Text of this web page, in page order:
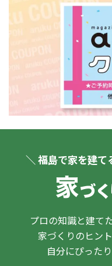
＼ 福島で家を建て
プロの知識と建て
家づくりのヒン
自分にぴった